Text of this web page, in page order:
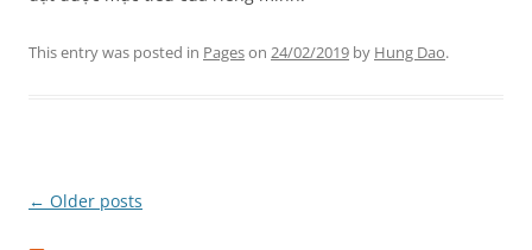
This entry was posted in Pageson 24/02/2019 by Hung Dao.
Post
← Older posts